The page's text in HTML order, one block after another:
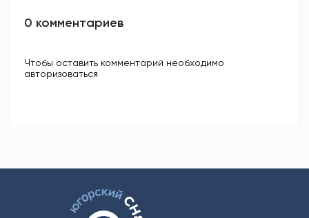
0 комментариев
Чтобы оставить комментарий необходимо
авторизоваться